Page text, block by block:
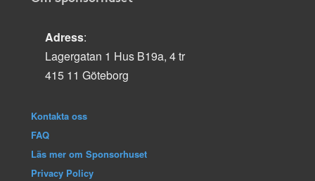
Adress:
Lagergatan 1 Hus B19a, 4 tr
415 11 Göteborg
Kontakta oss
FAQ
Läs mer om Sponsorhuset
Privacy Policy